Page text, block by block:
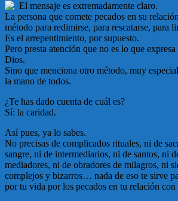
El mensaje es extremadamente claro.
La persona que comete pecados en su
método para redimirse, para rescatarse, para
Es el arrepentimiento, por supuesto.
Pero presta atención que no es lo que
Dios.
Sino que menciona otro método, muy
la mano de todos.
¿Te has dado cuenta de cuál es?
Sí: la caridad.
Así pues, ya lo sabes.
No precisas de complicados rituales, ni de
sangre, ni de intermediarios, ni de santos, ni
mediadores, ni de obradores de milagros, ni
complejos y bizarros… nada de eso te sirve
por tu vida por los pecados en tu relación con